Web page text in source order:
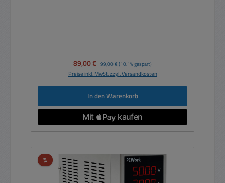
Verkaufspreis:
89,00 € Regulärer Preis:
99,00 € (10.1% gespart)
Preise inkl. MwSt. zzgl. Versandkosten
In den Warenkorb
%Rabatt